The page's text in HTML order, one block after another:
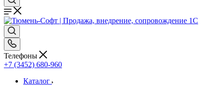
Телефоны
+7 (3452) 680-960
Каталог